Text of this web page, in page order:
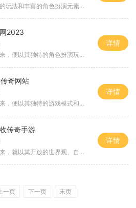
传奇游戏以其经典的玩法和丰富的角色扮演元素而著称。玩家可以选择不同的职业，如战士、法师和道士，每个职业都有其独特的技能和特点。玩家通过不断打怪、完成任务和参与活动来升级，提升自己的战斗力。游戏中的装备和武器也是提升战斗力的关键，合理的装备搭
2023
传奇游戏自问世以来，便以其独特的角色扮演玩法和丰富的游戏内容赢得了玩家们的喜爱。在这类游戏中，玩家不仅可以选择不同的职业，如战士、法师和道士，还可以在广阔的游戏世界中进行探索和战斗。2023年的传奇手游SF发布网正是基于这一经典模式进行创新
详情
奇网站
传奇游戏自问世以来，便以其独特的游戏模式和丰富的社交系统赢得了玩家的心。它将角色扮演和战斗元素完美结合，玩家可以在游戏中创建自己的角色，选择职业，参与到一场场精彩的战斗中。在单职业打金传奇中，玩家只需选择一个职业，便可以专注于这个角色的发展
详情
传奇手游
传奇游戏自问世以来，就以其开放的世界观、自由的角色扮演以及丰富的任务系统赢得了玩家的青睐。在这些游戏中，玩家可以选择不同的职业，进行多样的角色发展，同时与其他玩家组队完成副本任务，进行PvP对战，体验到竞技的快感。角色扮演的多样性在三端互通
详情
上一页 下一页 末页